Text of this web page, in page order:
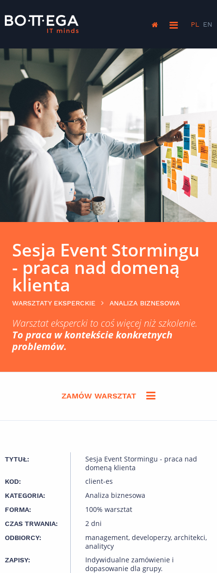
PL EN
Sesja Event Stormingu
- praca nad domeną
klienta
WARSZTATY EKSPERCKIE ANALIZA BIZNESOWA
Warsztat ekspercki to coś więcej niż szkolenie.
To praca w kontekście konkretnych
problemów.
ZAMÓW WARSZTAT
TYTUŁ:
Sesja Event Stormingu - praca nad
domeną klienta
KOD: client-es
KATEGORIA: Analiza biznesowa
FORMA: 100% warsztat
CZAS TRWANIA: 2 dni
ODBIORCY:
management, developerzy, architekci,
analitycy
ZAPISY:
Indywidualne zamówienie i
dopasowanie dla grupy.